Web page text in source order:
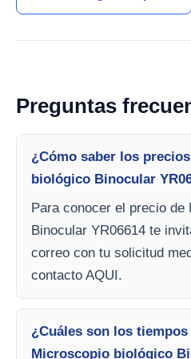
Preguntas
¿Cómo saber los
biológico Binocular
Para conocer el precio
Binocular YR06614 te
correo con tu solicitud
contacto AQUI.
¿Cuáles son los
Microscopio biológico